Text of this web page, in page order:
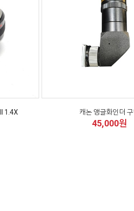
1.4X 캐논 앵글화인더 구
45,000원